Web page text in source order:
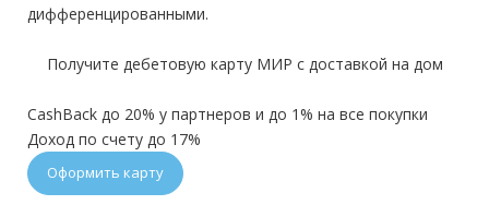
дифференцированными.
Получите дебетовую карту МИР с доставкой на дом
CashBack до 20% у партнеров и до 1% на все покупки
Доход по счету до 17%
Оформить карту